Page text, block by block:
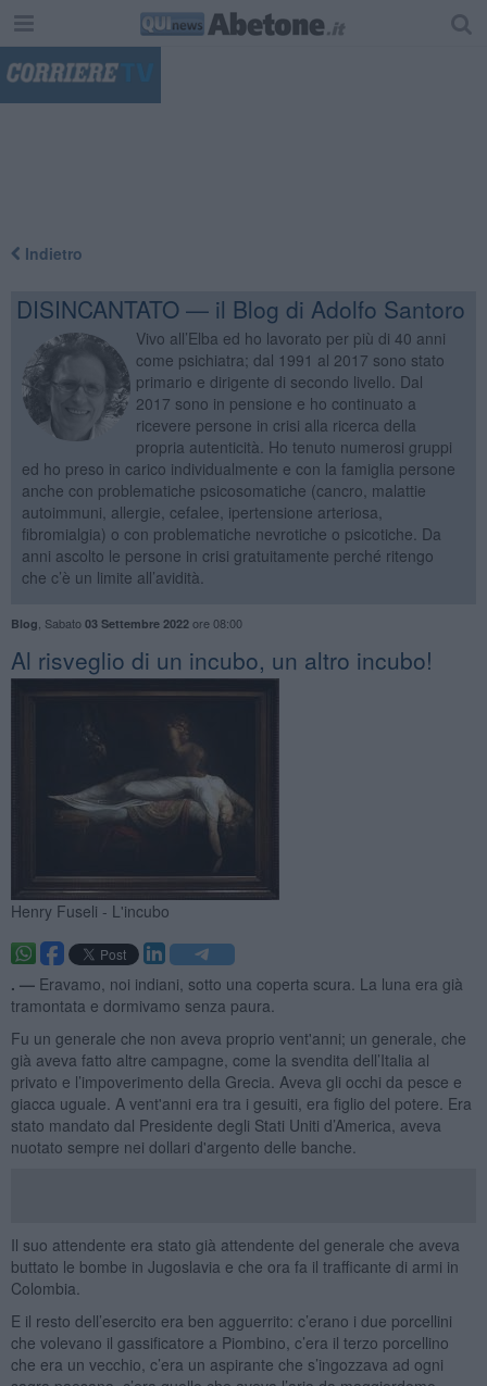
Indietro
DISINCANTATO — il Blog di Adolfo Santoro
Vivo all’Elba ed ho lavorato per più di 40 anni
come psichiatra; dal 1991 al 2017 sono stato
primario e dirigente di secondo livello. Dal
2017 sono in pensione e ho continuato a
ricevere persone in crisi alla ricerca della
propria autenticità. Ho tenuto numerosi gruppi
ed ho preso in carico individualmente e con la famiglia persone
anche con problematiche psicosomatiche (cancro, malattie
autoimmuni, allergie, cefalee, ipertensione arteriosa,
fibromialgia) o con problematiche nevrotiche o psicotiche. Da
anni ascolto le persone in crisi gratuitamente perché ritengo
che c’è un limite all’avidità.
Blog Sabato 03 Settembre 2022ore 08:00
Al risveglio di un incubo, un altro incubo!
Henry Fuseli - L'incubo
. — Eravamo, noi indiani, sotto una coperta scura. La luna era già
tramontata e dormivamo senza paura.
Fu un generale che non aveva proprio vent'anni; un generale, che
già aveva fatto altre campagne, come la svendita dell’Italia al
privato e l’impoverimento della Grecia. Aveva gli occhi da pesce e
giacca uguale. A vent'anni era tra i gesuiti, era figlio del potere. Era
stato mandato dal Presidente degli Stati Uniti d’America, aveva
nuotato sempre nei dollari d'argento delle banche.
Il suo attendente era stato già attendente del generale che aveva
buttato le bombe in Jugoslavia e che ora fa il trafficante di armi in
Colombia.
E il resto dell’esercito era ben agguerrito: c’erano i due porcellini
che volevano il gassificatore a Piombino, c’era il terzo porcellino
che era un vecchio, c’era un aspirante che s’ingozzava ad ogni